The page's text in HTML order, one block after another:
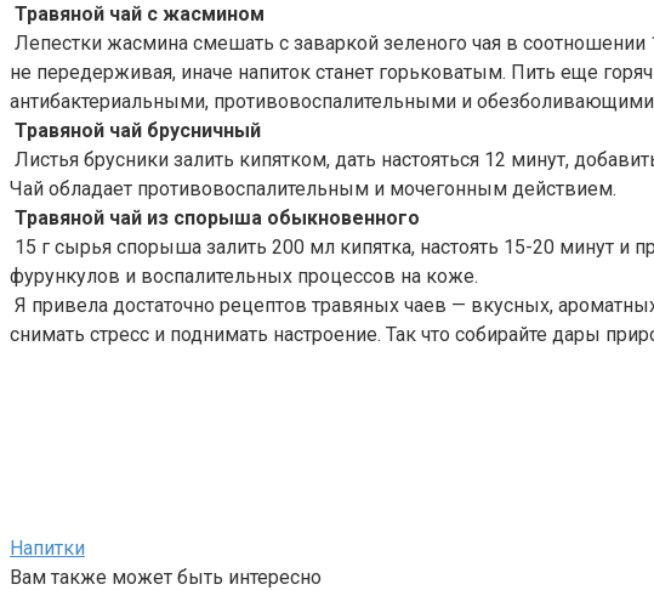
Травяной чай с жасмином
Лепестки жасмина смешать с заваркой зеленого чая в
не передерживая, иначе напиток станет горьковатым. Пить еще
антибактериальными, противовоспалительными и
Травяной чай брусничный
Листья брусники залить кипятком, дать настояться 12 минут,
Чай обладает противовоспалительным и мочегонным действием.
Травяной чай из спорыша обыкновенного
15 г сырья спорыша залить 200 мл кипятка, настоять 15-20 минут
фурункулов и воспалительных процессов на коже.
Я привела достаточно рецептов травяных чаев — вкусных,
снимать стресс и поднимать настроение. Так что собирайте дары
Напитки
Вам также может быть интересно